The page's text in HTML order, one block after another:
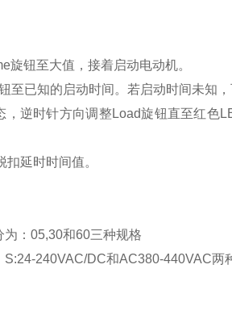
旋钮至大值，接着启动电动机。
至已知的启动时间。若启动时间未知
，逆时针方向调整Load旋钮直至红色
延时时间值。
：05,30和60三种规格
240VAC/DC和AC380-440VAC两